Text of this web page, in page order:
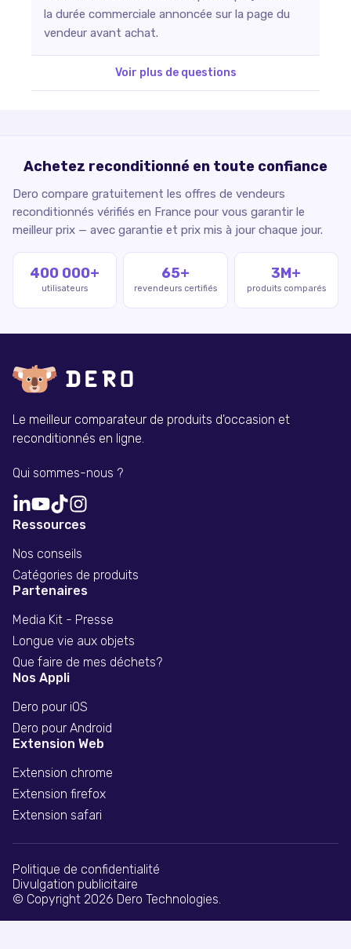
la durée commerciale annoncée sur la page du
vendeur avant achat.
Voir plus de questions
Achetez reconditionné en toute confiance
Dero compare gratuitement les offres de vendeurs
reconditionnés vérifiés en France pour vous garantir le
meilleur prix — avec garantie et prix mis à jour chaque jour.
400 000+
utilisateurs
65+
revendeurs certifiés
3M+
produits comparés
Le meilleur comparateur de produits d'occasion et
reconditionnés en ligne.
Qui sommes-nous ?
Ressources
Nos conseils
Catégories de produits
Partenaires
Media Kit - Presse
Longue vie aux objets
Que faire de mes déchets?
Nos Appli
Dero pour iOS
Dero pour Android
Extension Web
Extension chrome
Extension firefox
Extension safari
© Copyright 2026 Dero Technologies.
Politique de confidentialité
Divulgation publicitaire